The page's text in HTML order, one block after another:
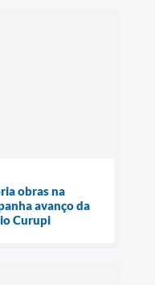
obras na
avanço da
Curupi